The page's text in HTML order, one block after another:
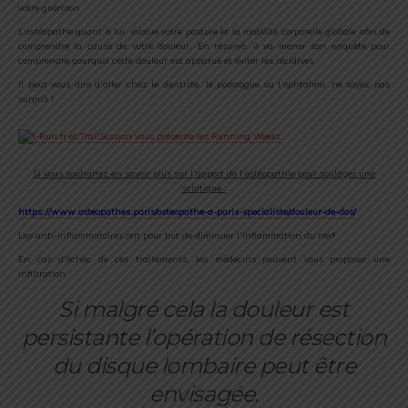
votre guérison.
L’ostéopathe quant à lui, évalue votre posture et la mobilité corporelle globale afin de
comprendre la cause de votre douleur. En résumé, il va mener son enquête pour
comprendre pourquoi cette douleur est apparue et éviter les récidives.
Il peut vous dire d’aller chez le dentiste, le podologue ou l’ophtalmo, ne soyez pas
surpris !
Si vous souhaitez en savoir plus sur l’apport de l’ostéopathie pour soulager une
sciatique :
https://www.osteopathes.paris/osteopathe-a-paris-specialiste/douleur-de-dos/
Les anti-inflammatoires ont pour but de diminuer l’inflammation du nerf.
En cas d’échec de ces traitements, les médecins peuvent vous proposer une
infiltration.
Si malgré cela la douleur est
persistante l’opération de résection
du disque lombaire peut être
envisagée.